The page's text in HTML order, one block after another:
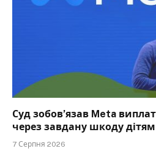
Суд зобов’язав Meta
через завдану шкоду дітям
7 Серпня 2026